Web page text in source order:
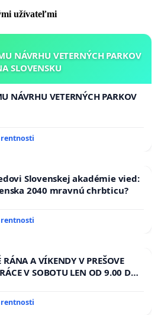
užívateľmi
NÁVRHU VETERNÝCH PARKOV
SLOVENSKU
NÁVRHU VETERNÝCH PARKOV
Slovenskej akadémie vied:
2040 mravnú chrbticu?
A VÍKENDY V PREŠOVE
V SOBOTU LEN OD 9.00 DO
TÝŽDEŇ CIEĽ 8.00 – 18.00
STAVBY C-AREA NA